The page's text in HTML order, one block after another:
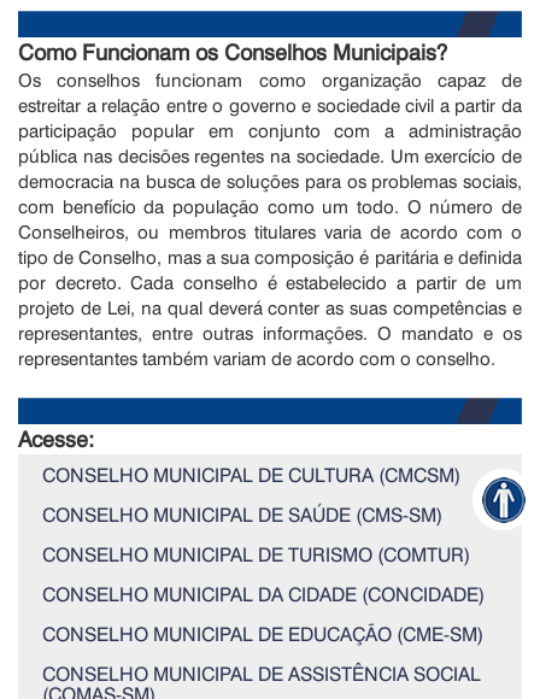
Como Funcionam os Conselhos Municipais?
Os conselhos funcionam como organização capaz de
estreitar a relação entre o governo e sociedade civil a partir da
participação popular em conjunto com a administração
pública nas decisões regentes na sociedade. Um exercício de
democracia na busca de soluções para os problemas sociais,
com benefício da população como um todo. O número de
Conselheiros, ou membros titulares varia de acordo com o
tipo de Conselho, mas a sua composição é paritária e definida
por decreto. Cada conselho é estabelecido a partir de um
projeto de Lei, na qual deverá conter as suas competências e
representantes, entre outras informações. O mandato e os
representantes também variam de acordo com o conselho.
Acesse:
CONSELHO MUNICIPAL DE CULTURA (CMCSM)
CONSELHO MUNICIPAL DE SAÚDE (CMS-SM)
CONSELHO MUNICIPAL DE TURISMO (COMTUR)
CONSELHO MUNICIPAL DA CIDADE (CONCIDADE)
CONSELHO MUNICIPAL DE EDUCAÇÃO (CME-SM)
CONSELHO MUNICIPAL DE ASSISTÊNCIA SOCIAL
(COMAS-SM)